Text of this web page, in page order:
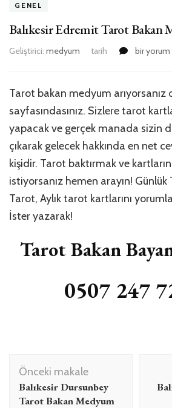
GENEL
Balıkesir Edremit Tarot Bakan
Geliştirici: medyum tarih
Balıkesir
için
bir yorum
Tarot bakan medyum arıyorsanız
sayfasındasınız. Sizlere tarot
yapacak ve gerçek manada sizin
çıkarak gelecek hakkında en net
kişidir. Tarot baktırmak ve
istiyorsanız hemen arayın!
Tarot, Aylık tarot kartlarını
İster yazarak!
Tarot Bakan
0507 247
Yazı
dolaşımı
Önceki makale
Balıkesir Dursunbey
Tarot Bakan Medyum